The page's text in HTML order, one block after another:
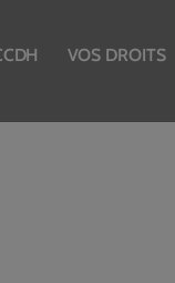
VOS DROITS